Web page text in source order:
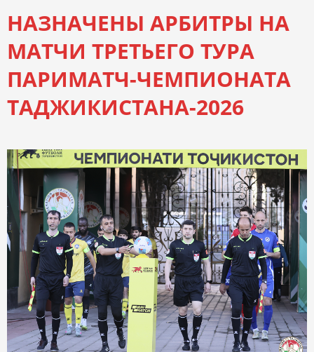
НАЗНАЧЕНЫ АРБИТРЫ НА
МАТЧИ ТРЕТЬЕГО ТУРА
ПАРИМАТЧ-ЧЕМПИОНАТА
ТАДЖИКИСТАНА-2026